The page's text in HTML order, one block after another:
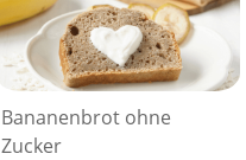
Bananenbrot ohne
Zucker